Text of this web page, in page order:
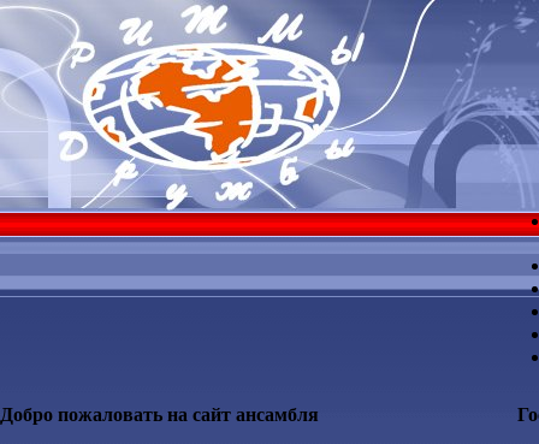
Добро пожаловать на сайт ансамбля